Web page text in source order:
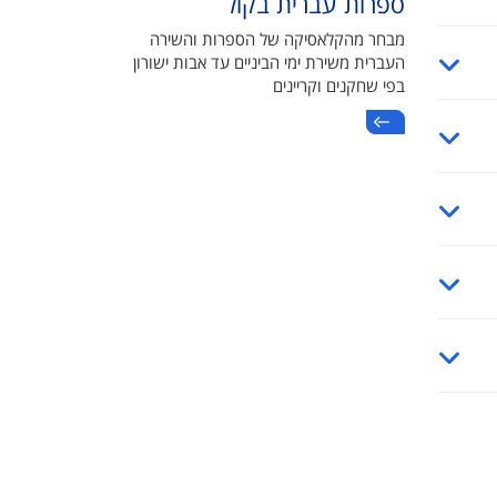
מבחר מהקלאסיקה של הספרות והשירה
העברית משירת ימי הביניים עד אבות ישורון
בפי שחקנים וקריינים